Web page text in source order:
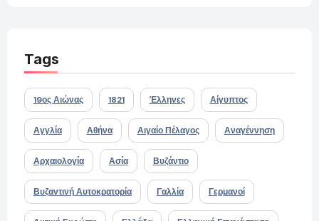
Tags
19ος Αιώνας 1821 Έλληνες Αίγυπτος
Αγγλία Αθήνα Αιγαίο Πέλαγος Αναγέννηση
Αρχαιολογία Ασία Βυζάντιο
Βυζαντινή Αυτοκρατορία Γαλλία Γερμανοί